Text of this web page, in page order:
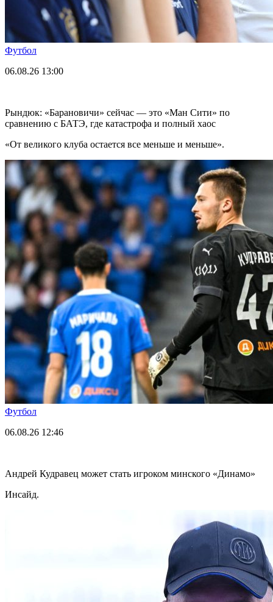
Футбол
06.08.26 13:00
Рындюк: «Барановичи» сейчас — это «Ман Сити» по
сравнению с БАТЭ, где катастрофа и полный хаос
«От великого клуба остается все меньше и меньше».
Футбол
06.08.26 12:46
Андрей Кудравец может стать игроком минского «Динамо»
Инсайд.